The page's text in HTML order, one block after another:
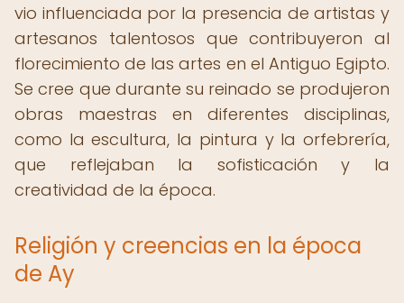
vio influenciada por la presencia de artistas y
artesanos talentosos que contribuyeron al
florecimiento de las artes en el Antiguo Egipto.
Se cree que durante su reinado se produjeron
obras maestras en diferentes disciplinas,
como la escultura, la pintura y la orfebrería,
que reflejaban la sofisticación y la
creatividad de la época.
Religión y creencias en la época
de Ay